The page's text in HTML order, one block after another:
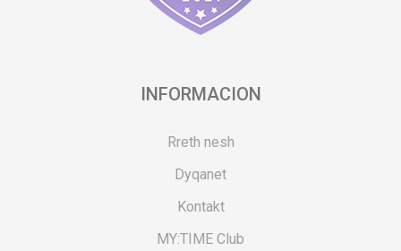
INFORMACION
Rreth nesh
Dyqanet
Kontakt
MY:TIME Club